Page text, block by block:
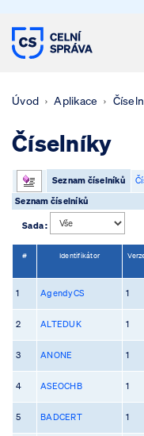
CELNÍ
Úvod Aplikace
Číselníky
Seznam číselníků
Seznam číselníků
Sada :
# Identifikátor
1 AgendyCS 1
2 ALTEDUK 1
3 ANONE 1
4 ASEOCHB 1
5 BADCERT 1